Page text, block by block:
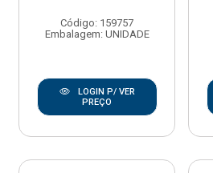
Código: 159757
Embalagem: UNIDADE
LOGIN P/ VER
PREÇO